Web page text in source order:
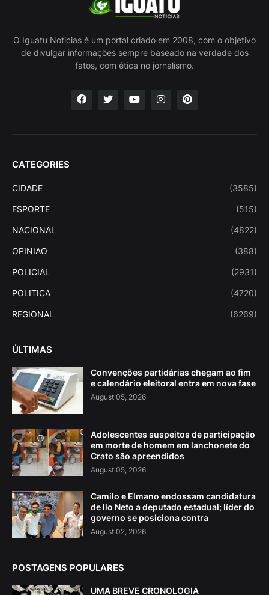
O Iguatu Noticias é um portal criado em 2008, com o objetivo
de divulgar informações sempre baseado na verdade dos
fatos, com ética no jornalismo.
CATEGORIES
CIDADE (3585)
ESPORTE (515)
NACIONAL (4822)
OPINIAO (388)
POLICIAL (2931)
POLITICA (4720)
REGIONAL (6269)
ÚLTIMAS
Convenções partidárias chegam ao fim
e calendário eleitoral entra em nova fase
August 05, 2026
Adolescentes suspeitos de participação
em morte de homem em lanchonete do
Crato são apreendidos
August 05, 2026
Camilo e Elmano endossam candidatura
de Ilo Neto a deputado estadual; líder do
governo se posiciona contra
August 02, 2026
POSTAGENS POPULARES
UMA BREVE CRONOLOGIA